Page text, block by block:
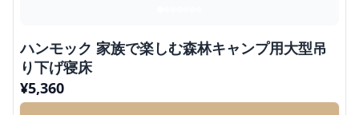
ハンモック 家族で楽しむ森林キャンプ用大型吊
り下げ寝床
¥5,360